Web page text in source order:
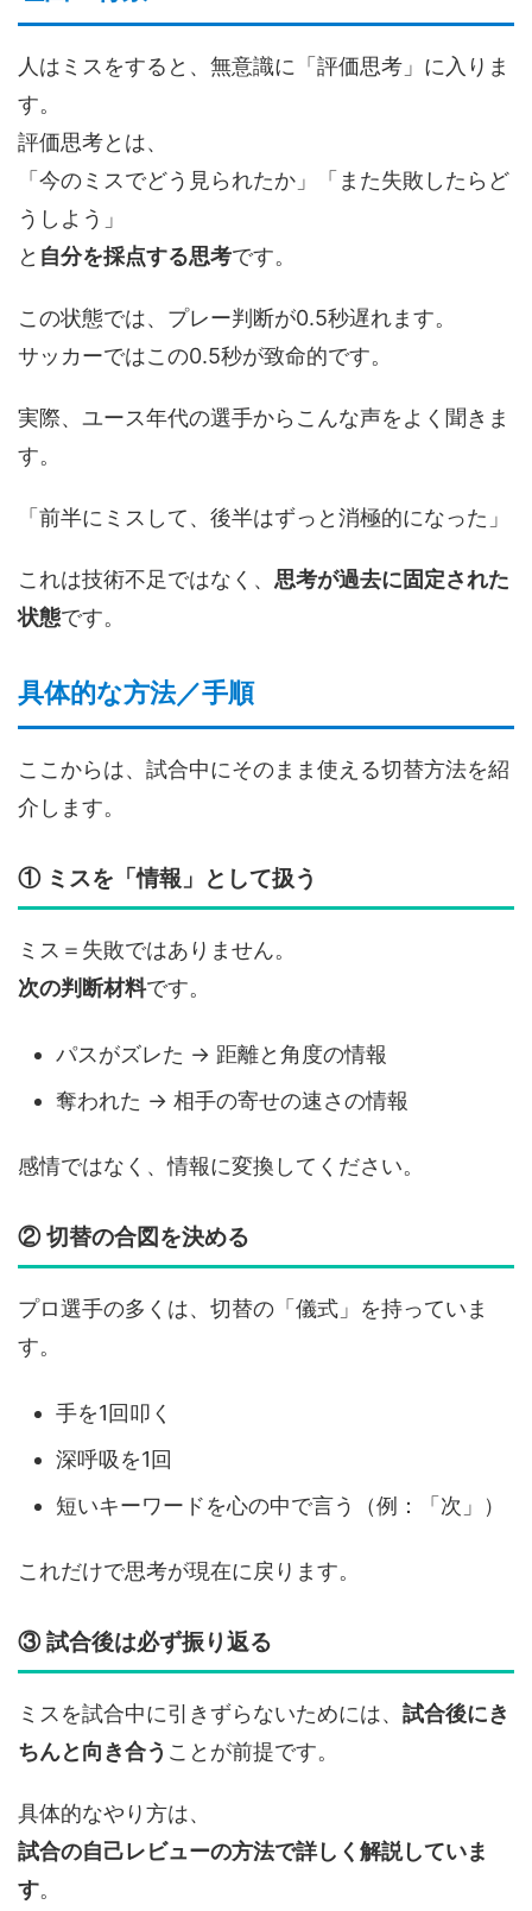
人はミスをすると、無意識に「評価思考」に入りま
す。
評価思考とは、
「今のミスでどう見られたか」「また失敗したらど
うしよう」
と 自分を採点する思考です。
この状態では、プレー判断が0.5秒遅れます。
サッカーではこの0.5秒が致命的です。
実際、ユース年代の選手からこんな声をよく聞きま
す。
「前半にミスして、後半はずっと消極的になった」
これは技術不足ではなく、 思考が過去に固定された
状態です。
具体的な方法／手順
ここからは、試合中にそのまま使える切替方法を紹
介します。
① ミスを「情報」として扱う
ミス＝失敗ではありません。
次の判断材料です。
パスがズレた → 距離と角度の情報
奪われた → 相手の寄せの速さの情報
感情ではなく、情報に変換してください。
② 切替の合図を決める
プロ選手の多くは、切替の「儀式」を持っていま
す。
手を1回叩く
深呼吸を1回
短いキーワードを心の中で言う（例：「次」）
これだけで思考が現在に戻ります。
③ 試合後は必ず振り返る
ミスを試合中に引きずらないためには、 試合後にき
ちんと向き合う ことが前提です。
具体的なやり方は、
試合の自己レビューの方法で詳しく解説していま
す。